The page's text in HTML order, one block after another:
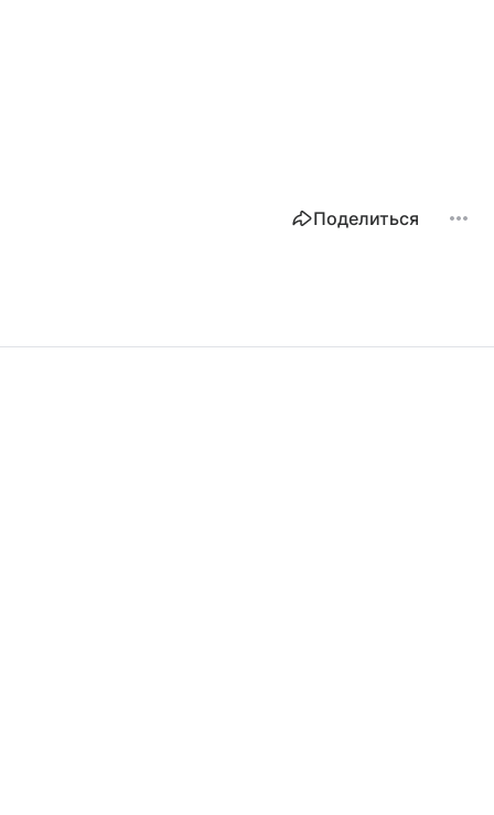
Поделиться